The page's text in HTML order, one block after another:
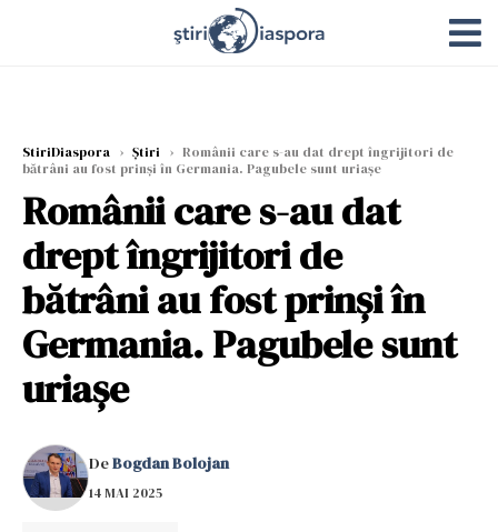
StiriDiaspora › Știri › Românii care s-au dat drept îngrijitori de
bătrâni au fost prinși în Germania. Pagubele sunt uriașe
Românii care s-au dat
drept îngrijitori de
bătrâni au fost prinși în
Germania. Pagubele sunt
uriașe
DeBogdan Bolojan
14 MAI 2025